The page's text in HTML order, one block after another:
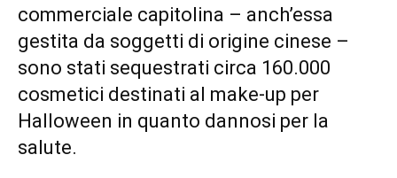
commerciale capitolina – anch’essa
gestita da soggetti di origine cinese –
sono stati sequestrati circa 160.000
cosmetici destinati al make-up per
Halloween in quanto dannosi per la
salute.